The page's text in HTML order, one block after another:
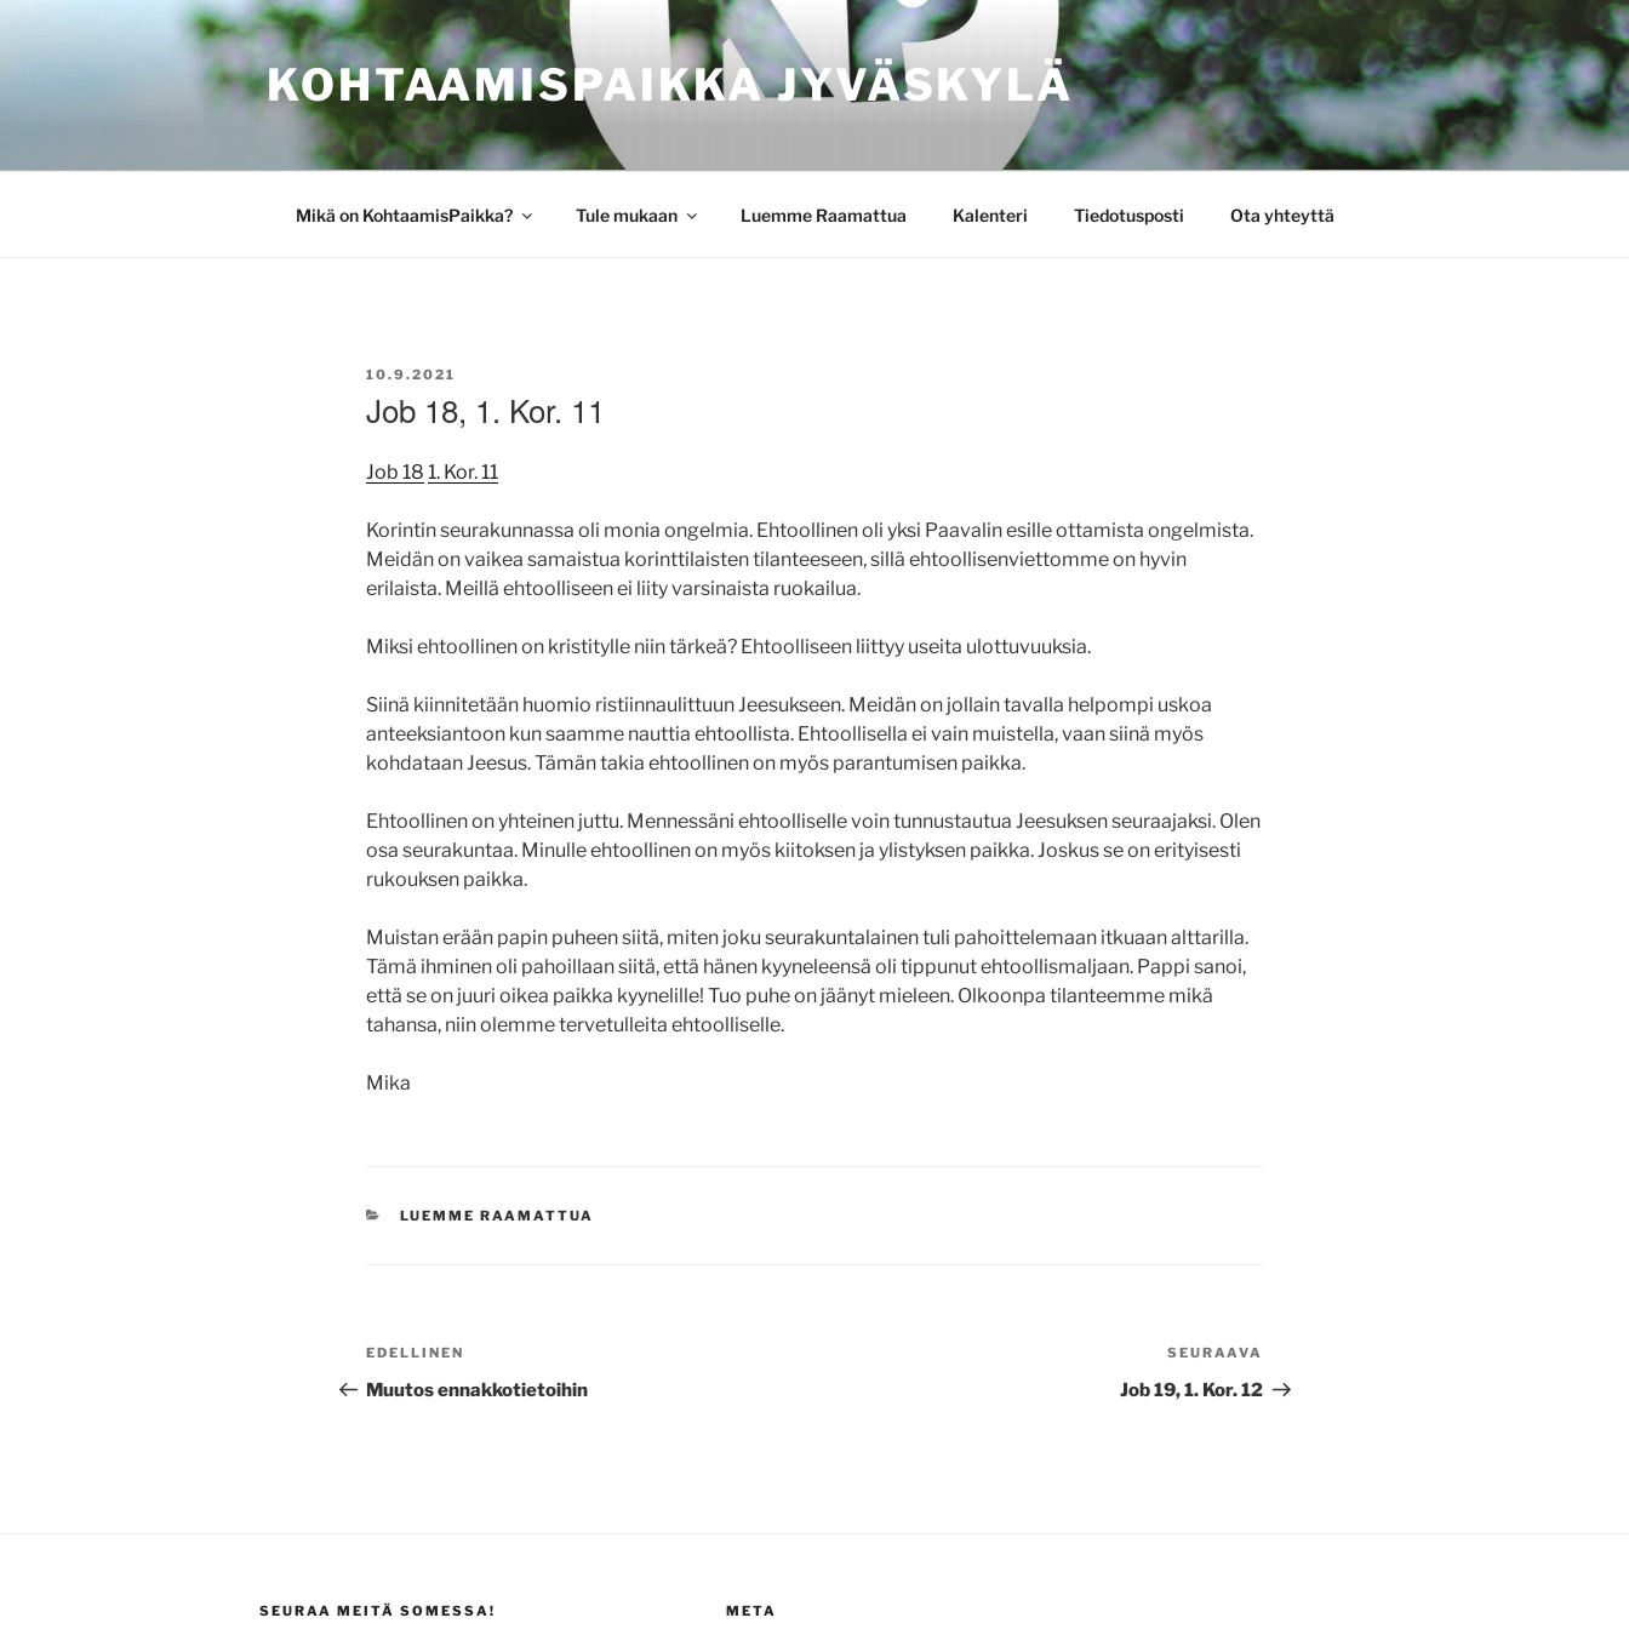
KOHTAAMISPAIKKA JYVÄSKYLÄ
Mikä on KohtaamisPaikka? Tule mukaan Luemme Raamattua Kalenteri Tiedotusposti Ota yhteyttä
JULKAISTU
10.9.2021
Job 18, 1. Kor. 11
Job 18 1. Kor. 11
Korintin seurakunnassa oli monia ongelmia. Ehtoollinen oli yksi Paavalin esille ottamista ongelmista.
Meidän on vaikea samaistua korinttilaisten tilanteeseen, sillä ehtoollisenviettomme on hyvin
erilaista. Meillä ehtoolliseen ei liity varsinaista ruokailua.
Miksi ehtoollinen on kristitylle niin tärkeä? Ehtoolliseen liittyy useita ulottuvuuksia.
Siinä kiinnitetään huomio ristiinnaulittuun Jeesukseen. Meidän on jollain tavalla helpompi uskoa
anteeksiantoon kun saamme nauttia ehtoollista. Ehtoollisella ei vain muistella, vaan siinä myös
kohdataan Jeesus. Tämän takia ehtoollinen on myös parantumisen paikka.
Ehtoollinen on yhteinen juttu. Mennessäni ehtoolliselle voin tunnustautua Jeesuksen seuraajaksi. Olen
osa seurakuntaa. Minulle ehtoollinen on myös kiitoksen ja ylistyksen paikka. Joskus se on erityisesti
rukouksen paikka.
Muistan erään papin puheen siitä, miten joku seurakuntalainen tuli pahoittelemaan itkuaan alttarilla.
Tämä ihminen oli pahoillaan siitä, että hänen kyyneleensä oli tippunut ehtoollismaljaan. Pappi sanoi,
että se on juuri oikea paikka kyynelille! Tuo puhe on jäänyt mieleen. Olkoonpa tilanteemme mikä
tahansa, niin olemme tervetulleita ehtoolliselle.
Mika
KATEGORIAT
LUEMME RAAMATTUA
Artikkelien
selaus
Edellinen
artikkeli
EDELLINEN
Muutos ennakkotietoihin
artikkeli
SEURAAVA
Job 19, 1. Kor. 12
SEURAA MEITÄ SOMESSA! META